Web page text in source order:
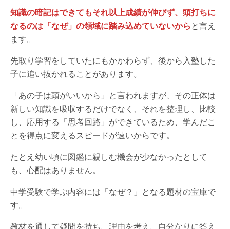
知識の暗記はできてもそれ以上成績が伸びず、頭打ちに
なるのは「なぜ」の領域に踏み込めていないからと言え
ます。
先取り学習をしていたにもかかわらず、後から入塾した
子に追い抜かれることがあります。
「あの子は頭がいいから」と言われますが、その正体は
新しい知識を吸収するだけでなく、それを整理し、比較
し、応用する「思考回路」ができているため、学んだこ
とを得点に変えるスピードが速いからです。
たとえ幼い頃に図鑑に親しむ機会が少なかったとして
も、心配はありません。
中学受験で学ぶ内容には「なぜ？」となる題材の宝庫で
す。
教材を通して疑問を持ち、理由を考え、自分なりに答え